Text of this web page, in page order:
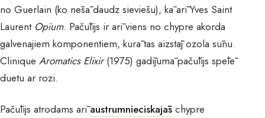
no Guerlain (ko nēsā daudz sieviešu), kā arī Yves Saint
Laurent Opium. Pačūlijs ir arī viens no chypre akorda
galvenajiem komponentiem, kurā tas aizstāj ozola sūnu.
Clinique Aromatics Elixir(1975) gadījumā pačūlijs spēlē
duetu ar rozi.
Pačūlijs atrodams arīaustrumnieciskajās chypre